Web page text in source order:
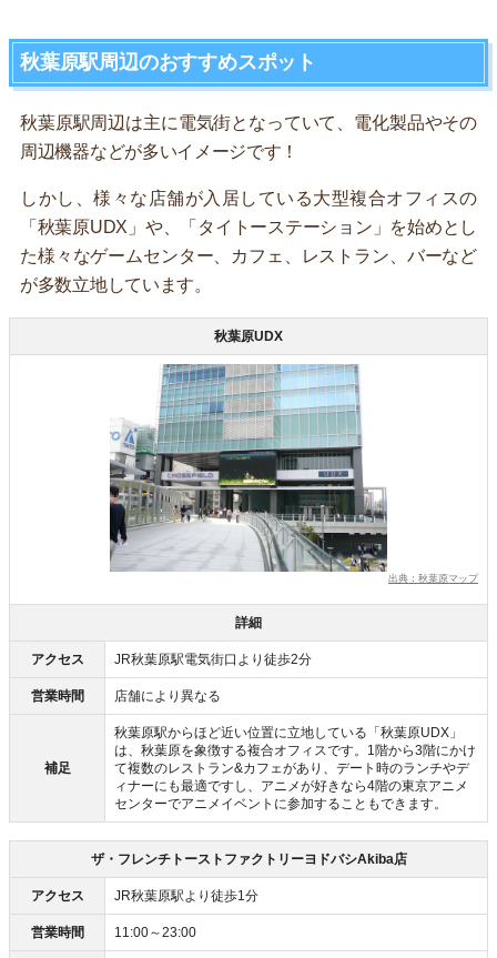
秋葉原駅周辺のおすすめスポット
秋葉原駅周辺は主に電気街となっていて、電化製品やその
周辺機器などが多いイメージです！
しかし、様々な店舗が入居している大型複合オフィスの
「秋葉原UDX」や、「タイトーステーション」を始めとし
た様々なゲームセンター、カフェ、レストラン、バーなど
が多数立地しています。
秋葉原UDX
出典：秋葉原マップ
詳細
アクセス JR秋葉原駅電気街口より徒歩2分
営業時間 店舗により異なる
補足
秋葉原駅からほど近い位置に立地している「秋葉原UDX」
は、秋葉原を象徴する複合オフィスです。1階から3階にかけ
て複数のレストラン&カフェがあり、デート時のランチやデ
ィナーにも最適ですし、アニメが好きなら4階の東京アニメ
センターでアニメイベントに参加することもできます。
ザ・フレンチトーストファクトリーヨドバシAkiba店
アクセス JR秋葉原駅より徒歩1分
営業時間 11:00～23:00